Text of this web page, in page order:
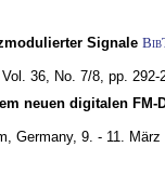
Signale
Vol. 36, No. 7/8, pp. 292-
neuen digitalen FM-
Germany, 9. - 11. März